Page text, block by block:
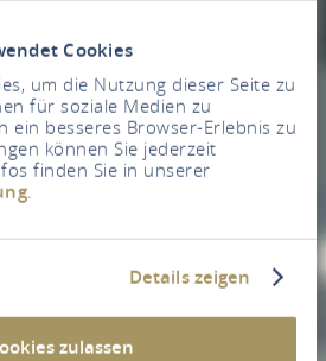
Cookies
um die Nutzung dieser Seite zu
für soziale Medien zu
ein besseres Browser-Erlebnis zu
können Sie jederzeit
finden Sie in unserer
.
Details zeigen
zulassen